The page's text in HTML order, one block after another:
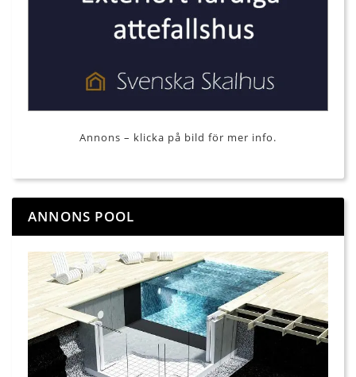
Annons – klicka på bild för mer info.
ANNONS POOL